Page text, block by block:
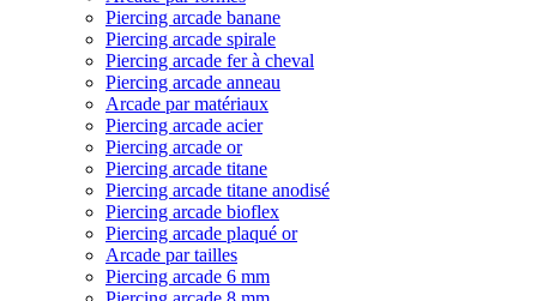
Piercing arcade banane
Piercing arcade spirale
Piercing arcade fer à cheval
Piercing arcade anneau
Arcade par matériaux
Piercing arcade acier
Piercing arcade or
Piercing arcade titane
Piercing arcade titane anodisé
Piercing arcade bioflex
Piercing arcade plaqué or
Arcade par tailles
Piercing arcade 6 mm